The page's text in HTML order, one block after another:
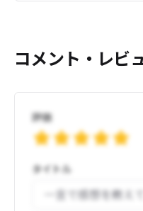
コメント・レビ
評価
タイトル